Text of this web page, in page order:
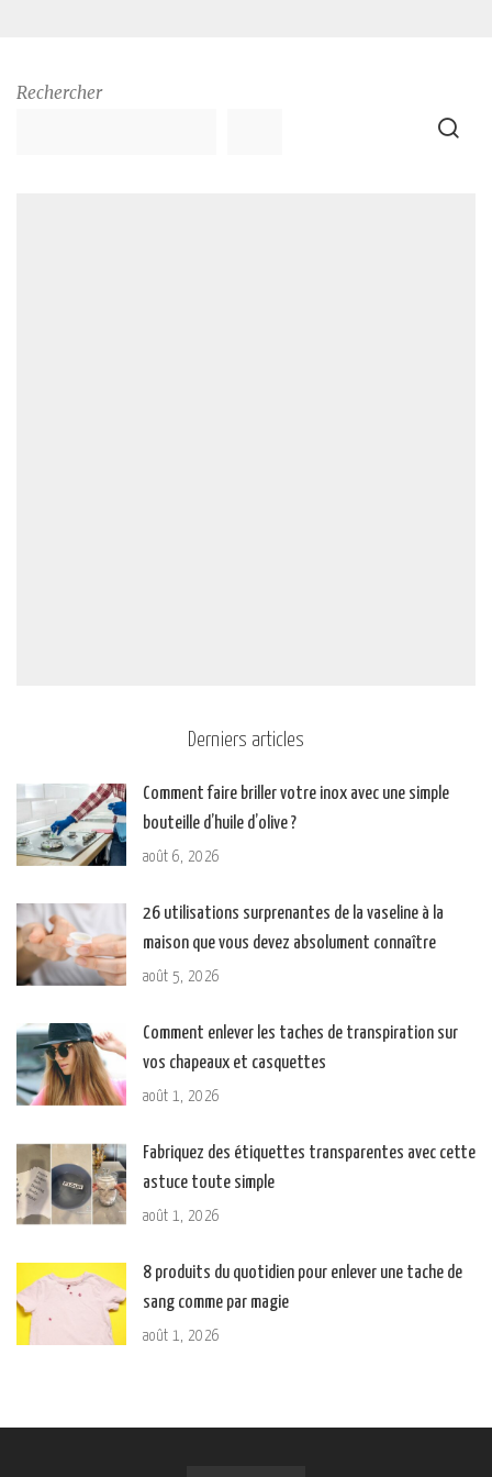
Rechercher
Derniers articles
Comment faire briller votre inox avec une simple
bouteille d’huile d’olive ?
août 6, 2026
26 utilisations surprenantes de la vaseline à la
maison que vous devez absolument connaître
août 5, 2026
Comment enlever les taches de transpiration sur
vos chapeaux et casquettes
août 1, 2026
Fabriquez des étiquettes transparentes avec cette
astuce toute simple
août 1, 2026
8 produits du quotidien pour enlever une tache de
sang comme par magie
août 1, 2026